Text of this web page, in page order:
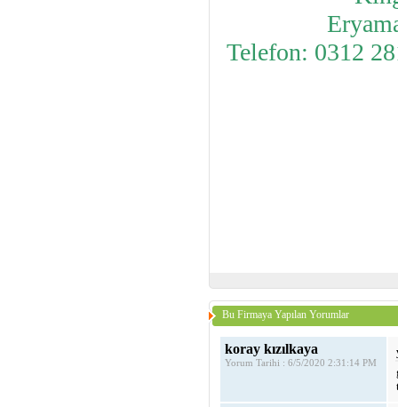
Telefon: 0312
Bu Firmaya Yapılan Yorumlar
koray kızılkaya
Yorum Tarihi : 6/5/2020 2:31:14 PM